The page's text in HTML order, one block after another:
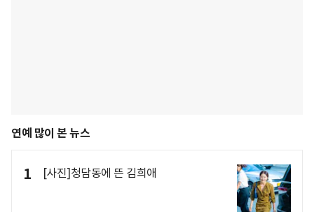
연예 많이 본 뉴스
1 [사진]청담동에 뜬 김희애